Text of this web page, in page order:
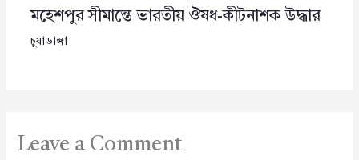
মহেশপুর সীমান্তে ভারতীয় ঔষধ-কীটনাশক উদ্ধার
চুয়াডাঙ্গা
Leave a Comment